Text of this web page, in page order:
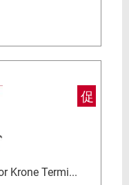
促
Krone Termi...